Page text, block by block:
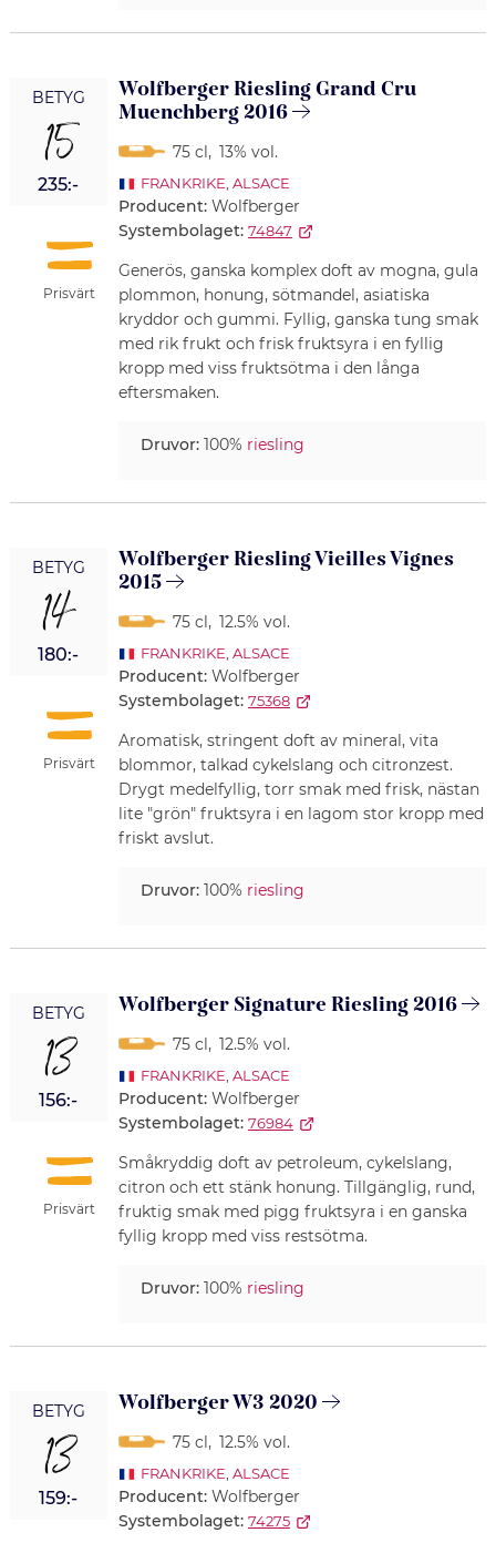
BETYG
15
235:-
Prisvärt
Wolfberger Riesling Grand Cru
Muenchberg 2016
75 cl , 13% vol.
FRANKRIKE, ALSACE
Producent: Wolfberger
Systembolaget: 74847
Generös, ganska komplex doft av mogna, gula
plommon, honung, sötmandel, asiatiska
kryddor och gummi. Fyllig, ganska tung smak
med rik frukt och frisk fruktsyra i en fyllig
kropp med viss fruktsötma i den långa
eftersmaken.
Druvor:100% riesling
BETYG
14
180:-
Prisvärt
Wolfberger Riesling Vieilles Vignes
2015
75 cl , 12.5% vol.
FRANKRIKE, ALSACE
Producent: Wolfberger
Systembolaget: 75368
Aromatisk, stringent doft av mineral, vita
blommor, talkad cykelslang och citronzest.
Drygt medelfyllig, torr smak med frisk, nästan
lite "grön" fruktsyra i en lagom stor kropp med
friskt avslut.
Druvor:100% riesling
BETYG
13
156:-
Prisvärt
Wolfberger Signature Riesling 2016
75 cl , 12.5% vol.
FRANKRIKE, ALSACE
Producent: Wolfberger
Systembolaget: 76984
Småkryddig doft av petroleum, cykelslang,
citron och ett stänk honung. Tillgänglig, rund,
fruktig smak med pigg fruktsyra i en ganska
fyllig kropp med viss restsötma.
Druvor:100% riesling
BETYG
13
159:-
Wolfberger W3 2020
75 cl , 12.5% vol.
FRANKRIKE, ALSACE
Producent: Wolfberger
Systembolaget: 74275